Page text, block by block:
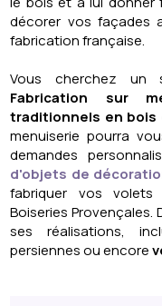
décorer vos façades
fabrication française.
Vous cherchez un
Fabrication sur
traditionnels en bois
menuiserie pourra
demandes
d'objets de
fabriquer vos
Boiseries Provençales.
ses réalisations,
persiennes ou encore